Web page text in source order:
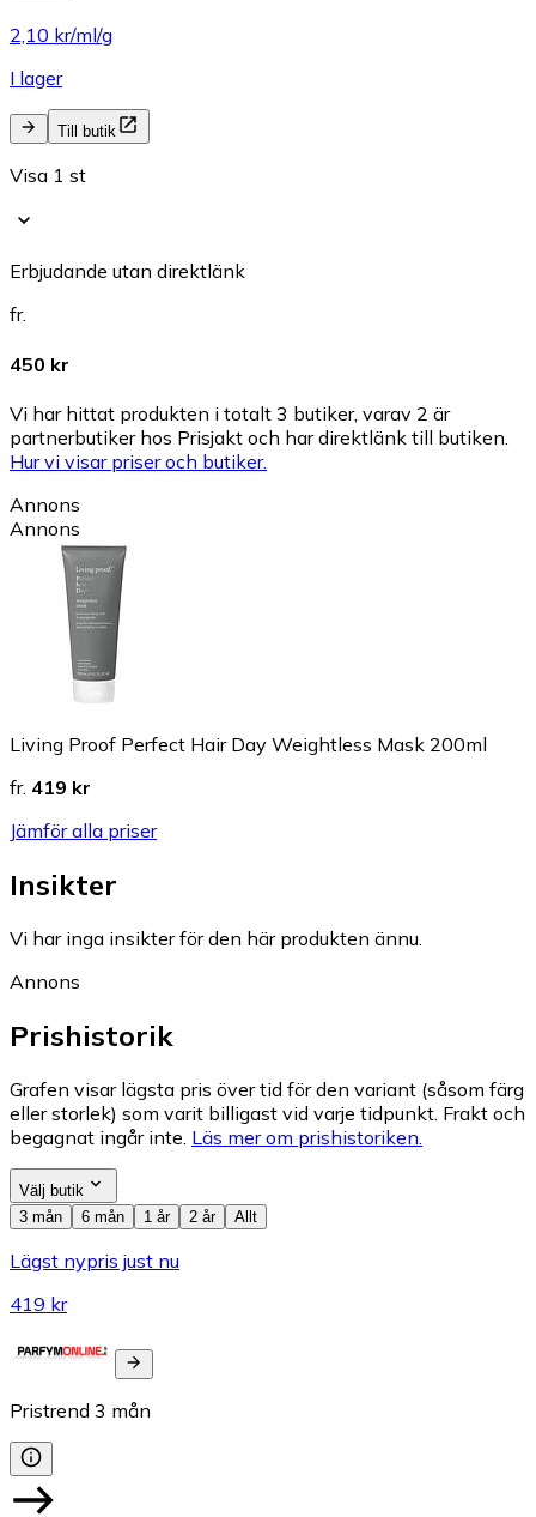
2,10 kr/ml/g
I lager
Till butik
Visa 1 st
Erbjudande utan direktlänk
fr.
450 kr
Vi har hittat produkten i totalt 3 butiker, varav 2 är
partnerbutiker hos Prisjakt och har direktlänk till butiken.
Hur vi visar priser och butiker.
Annons
Annons
Living Proof Perfect Hair Day Weightless Mask 200ml
fr. 419 kr
Jämför alla priser
Insikter
Vi har inga insikter för den här produkten ännu.
Annons
Prishistorik
Grafen visar lägsta pris över tid för den variant (såsom färg
eller storlek) som varit billigast vid varje tidpunkt. Frakt och
begagnat ingår inte. Läs mer om prishistoriken.
Välj butik
3 mån
6 mån 1 år 2 år Allt
Lägst nypris just nu
419 kr
Pristrend 3 mån